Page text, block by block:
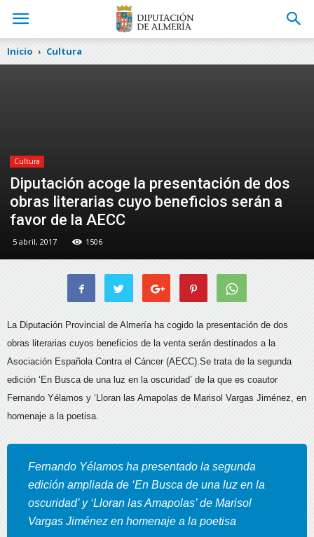
Inicio Cultura
Cultura
Diputación acoge la presentación de dos
obras literarias cuyo beneficios serán a
favor de la AECC
5 abril, 2017 1506
La Diputación Provincial de Almería ha cogido la presentación de dos
obras literarias cuyos beneficios de la venta serán destinados a la
Asociación Española Contra el Cáncer (AECC).Se trata de la segunda
edición ‘En Busca de una luz en la oscuridad’ de la que es coautor
Fernando Yélamos y ‘Lloran las Amapolas de Marisol Vargas Jiménez, en
homenaje a la poetisa.
Fernando Yélamos ha presentado la segunda
edición ampliada de ‘En Busca de una luz en la
oscuridad’ y ‘Lloran las Amapolas’ de Marisol
Vargas Jiménez en homenaje a la poetisa